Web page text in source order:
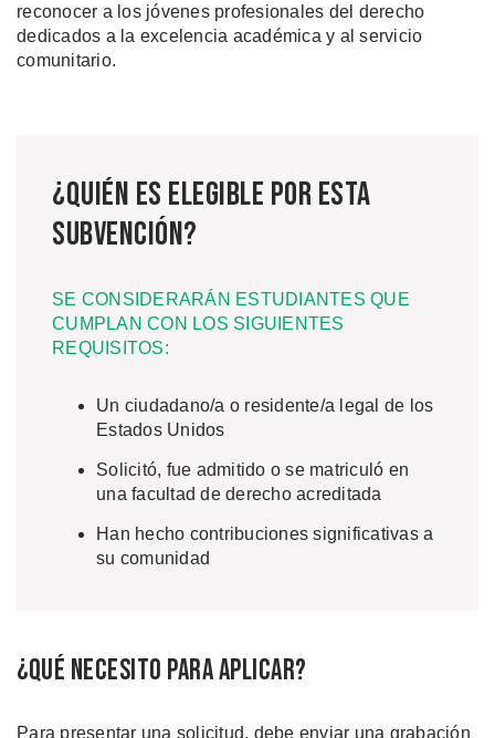
reconocer a los jóvenes profesionales del derecho
dedicados a la excelencia académica y al servicio
comunitario.
¿Quién es Elegible Por Esta
Subvención?
SE CONSIDERARÁN ESTUDIANTES QUE
CUMPLAN CON LOS SIGUIENTES
REQUISITOS:
Un ciudadano/a o residente/a legal de los
Estados Unidos
Solicitó, fue admitido o se matriculó en
una facultad de derecho acreditada
Han hecho contribuciones significativas a
su comunidad
¿Qué Necesito Para Aplicar?
Para presentar una solicitud, debe enviar una grabación